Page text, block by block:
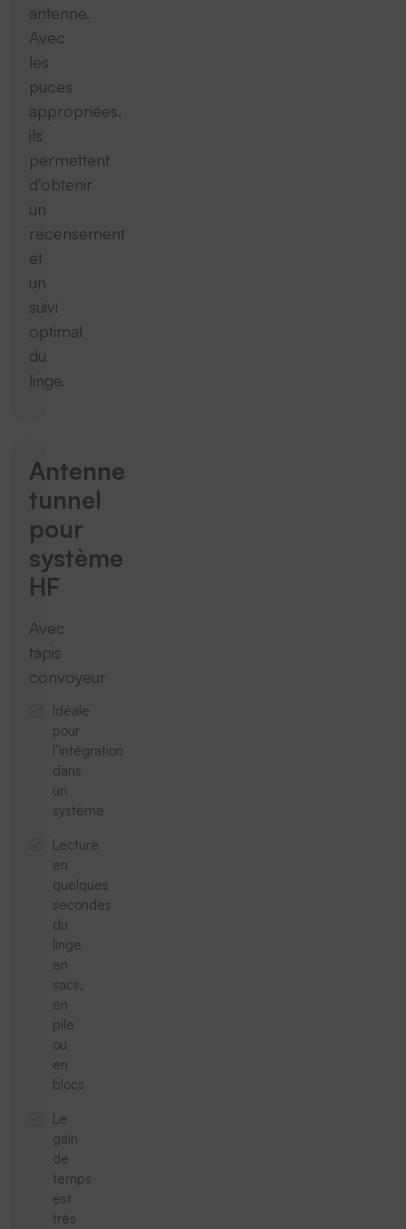
antenne.
Avec
les
puces
appropriées,
ils
permettent
d’obtenir
un
recensement
et
un
suivi
optimal
du
linge.
Antenne
tunnel
pour
système
HF
Avec
tapis
convoyeur
Idéale
pour
l’intégration
dans
un
système
Lecture
en
quelques
secondes
du
linge
en
sacs,
en
pile
ou
en
blocs
Le
gain
de
temps
est
très